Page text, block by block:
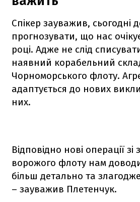
Спікер зауважив, сьогодні
прогнозувати, що нас
році. Адже не слід
наявний корабельний
Чорноморського флоту.
адаптується до нових
них.
Відповідно нові операції
ворожого флоту нам
більш детально та
– зауважив Плетенчук.